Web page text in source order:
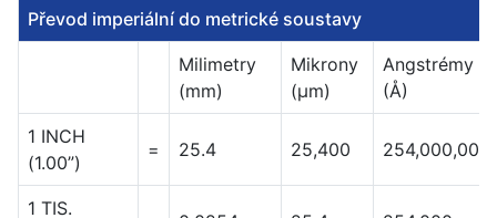
Převod imperiální do metrické soustavy
Milimetry
(mm)
Mikrony
(μm)
Angstrémy
(Å)
1 INCH
(1.00”)
= 25.4 25,400 254,000,000.
1 TIS.